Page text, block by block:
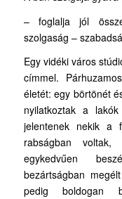
– foglalja jól
szolgaság –
Egy vidéki város
címmel.
életét: egy börtönét
nyilatkoztak a
jelentenek nekik a
rabságban
egykedvűen
bezártságban
pedig boldogan